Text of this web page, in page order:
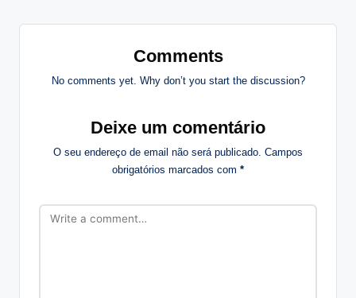
Comments
No comments yet. Why don’t you start the discussion?
Deixe um comentário
O seu endereço de email não será publicado. Campos
obrigatórios marcados com *